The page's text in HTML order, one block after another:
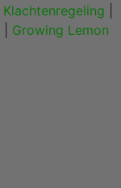
Klachtenregeling
Growing Lemon